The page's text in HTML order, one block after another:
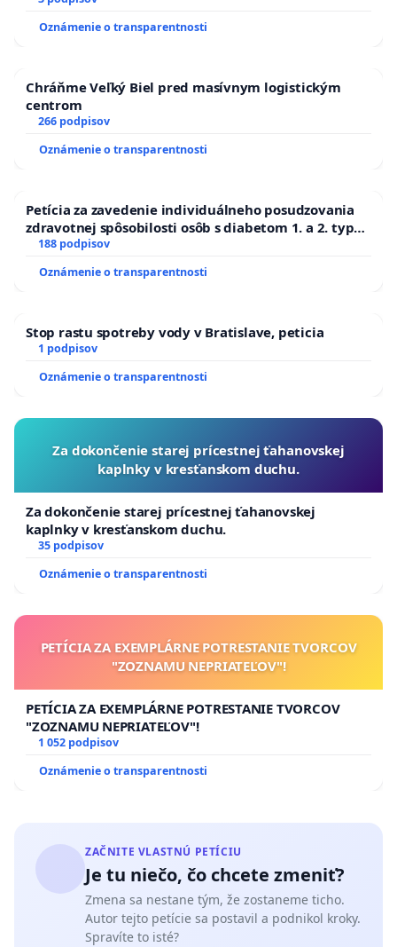
Oznámenie o transparentnosti
Chráňme Veľký Biel pred masívnym logistickým
centrom
266 podpisov
Oznámenie o transparentnosti
Petícia za zavedenie individuálneho posudzovania
zdravotnej spôsobilosti osôb s diabetom 1. a 2. typu
pri prijímaní do Policajného zboru SR
188 podpisov
Oznámenie o transparentnosti
Stop rastu spotreby vody v Bratislave, peticia
1 podpisov
Oznámenie o transparentnosti
Za dokončenie starej prícestnej ťahanovskej
kaplnky v kresťanskom duchu.
Za dokončenie starej prícestnej ťahanovskej
kaplnky v kresťanskom duchu.
35 podpisov
Oznámenie o transparentnosti
PETÍCIA ZA EXEMPLÁRNE POTRESTANIE TVORCOV
"ZOZNAMU NEPRIATEĽOV"!
PETÍCIA ZA EXEMPLÁRNE POTRESTANIE TVORCOV
"ZOZNAMU NEPRIATEĽOV"!
1 052 podpisov
Oznámenie o transparentnosti
ZAČNITE VLASTNÚ PETÍCIU
Je tu niečo, čo chcete zmeniť?
Zmena sa nestane tým, že zostaneme ticho.
Autor tejto petície sa postavil a podnikol kroky.
Spravíte to isté?